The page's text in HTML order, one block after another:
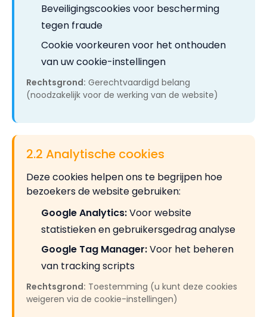
Beveiligingscookies voor bescherming
tegen fraude
Cookie voorkeuren voor het onthouden
van uw cookie-instellingen
Rechtsgrond: Gerechtvaardigd belang
(noodzakelijk voor de werking van de website)
2.2 Analytische cookies
Deze cookies helpen ons te begrijpen hoe
bezoekers de website gebruiken:
Google Analytics:Voor website
statistieken en gebruikersgedrag analyse
Google Tag Manager:Voor het beheren
van tracking scripts
Rechtsgrond: Toestemming (u kunt deze cookies
weigeren via de cookie-instellingen)